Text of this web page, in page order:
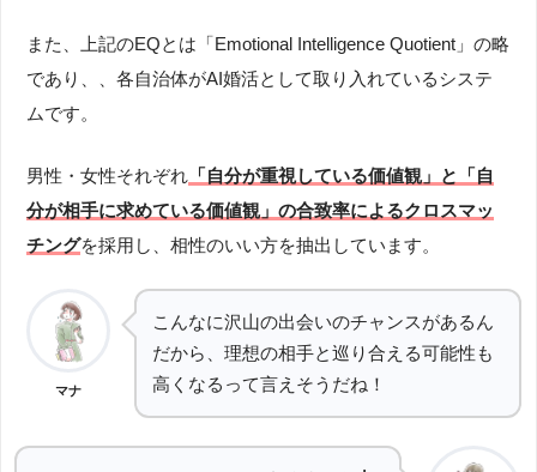
また、上記のEQとは「Emotional Intelligence Quotient」の略
であり、
、各自治体がAI婚活として取り入れているシステ
ムです。
男性・女性それぞれ 「自分が重視している価値観」と「自
分が相手に求めている価値観」の合致率によるクロスマッ
チングを採用し、相性のいい方を抽出しています。
マナ
こんなに沢山の出会いのチャンスがあるん
だから、理想の相手と巡り合える可能性も
高くなるって言えそうだね！